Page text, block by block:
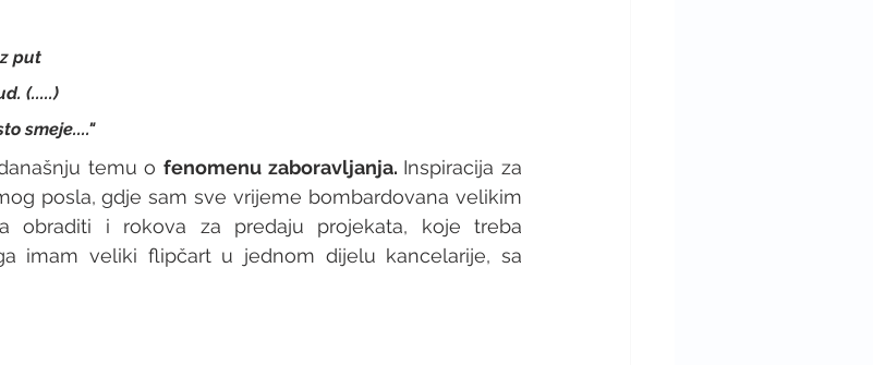
put
(.....)
smeje...."
temu o fenomenu zaboravljanja. Inspiracija za
posla, gdje sam sve vrijeme bombardovana velikim
obraditi i rokova za predaju projekata, koje treba
imam veliki flipčart u jednom dijelu kancelarije, sa